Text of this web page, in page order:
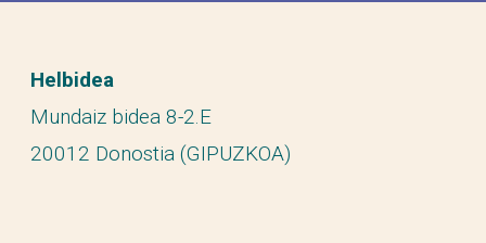
Helbidea
Mundaiz bidea 8-2.E
20012 Donostia (GIPUZKOA)